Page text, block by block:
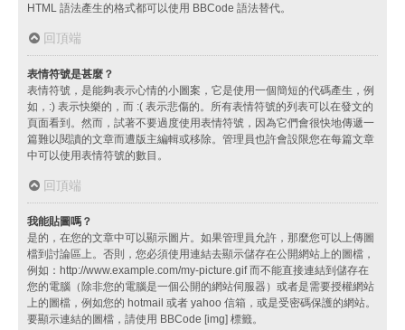
HTML 語法產生的格式都可以使用 BBCode 語法替代。
回頂端
表情符號是甚麼？
表情符號，是能夠表示心情的小圖案，它是使用一個簡短的代碼產生，例
如，:) 表示快樂的，而 :( 表示悲傷的。所有表情符號的列表可以在發文的
頁面看到。然而，試著不要過度使用表情符號，因為它們會很快地傳遞一
篇難以閱讀的文章而遭版主編輯或移除。管理員也許會設限您在每篇文章
中可以使用表情符號的數目。
回頂端
我能貼圖嗎？
是的，在您的文章中可以顯示圖片。如果管理員允許，那麼您可以上傳圖
檔到討論區上。否則，您必須使用連結去顯示儲存在公開網站上的圖檔，
例如：http://www.example.com/my-picture.gif 而不能直接連結到儲存在
您的電腦（除非您的電腦是一個公開的網站伺服器）或者是需要授權網站
上的圖檔，例如您的 hotmail 或者 yahoo 信箱，或是受密碼保護的網站。
要顯示連結的圖檔，請使用 BBCode [img] 標籤。